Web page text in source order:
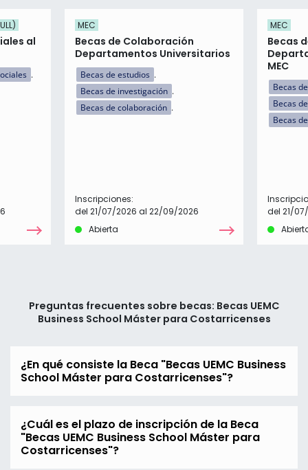
al
MEC
Becas de Colaboración
Departamentos Universitarios
Becas de estudios
Becas de investigación
Becas de colaboración
Inscripciones:
del 21/07/2026 al 22/09/2026
Abierta
MEC
Becas
MEC
Becas
Becas
Becas
del 21/
Preguntas frecuentes sobre becas: Becas UEMC
Business School Máster para Costarricenses
¿En qué consiste la Beca "Becas UEMC Business
School Máster para Costarricenses"?
¿Cuál es el plazo de inscripción de la Beca
"Becas UEMC Business School Máster para
Costarricenses"?